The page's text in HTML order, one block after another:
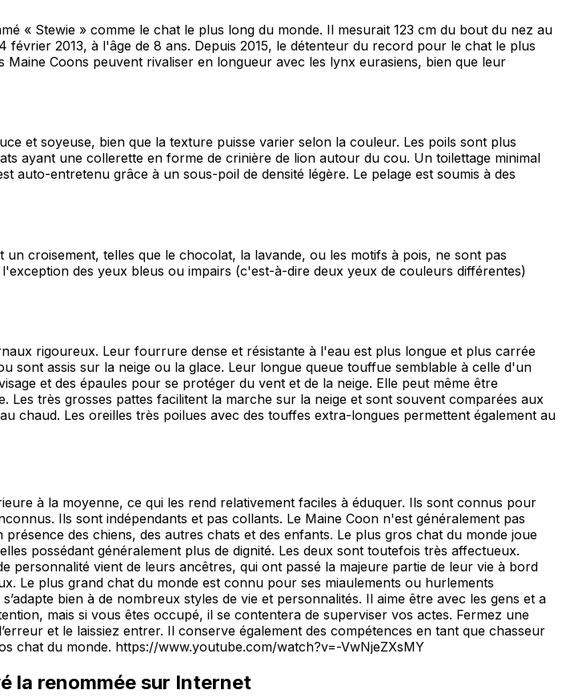
« Stewie » comme le chat le plus long du monde. Il mesurait 123 cm du bout du nez au
2013, à l'âge de 8 ans. Depuis 2015, le détenteur du record pour le chat le plus
Coons peuvent rivaliser en longueur avec les lynx eurasiens, bien que leur
et soyeuse, bien que la texture puisse varier selon la couleur. Les poils sont plus
ayant une collerette en forme de crinière de lion autour du cou. Un toilettage minimal
entretenu grâce à un sous-poil de densité légère. Le pelage est soumis à des
croisement, telles que le chocolat, la lavande, ou les motifs à pois, ne sont pas
des yeux bleus ou impairs (c'est-à-dire deux yeux de couleurs différentes)
rigoureux. Leur fourrure dense et résistante à l'eau est plus longue et plus carrée
assis sur la neige ou la glace. Leur longue queue touffue semblable à celle d'un
et des épaules pour se protéger du vent et de la neige. Elle peut même être
très grosses pattes facilitent la marche sur la neige et sont souvent comparées aux
chaud. Les oreilles très poilues avec des touffes extra-longues permettent également au
à la moyenne, ce qui les rend relativement faciles à éduquer. Ils sont connus pour
Ils sont indépendants et pas collants. Le Maine Coon n'est généralement pas
des chiens, des autres chats et des enfants. Le plus gros chat du monde joue
possédant généralement plus de dignité. Les deux sont toutefois très affectueux.
vient de leurs ancêtres, qui ont passé la majeure partie de leur vie à bord
Le plus grand chat du monde est connu pour ses miaulements ou hurlements
bien à de nombreux styles de vie et personnalités. Il aime être avec les gens et a
mais si vous êtes occupé, il se contentera de superviser vos actes. Fermez une
et le laissiez entrer. Il conserve également des compétences en tant que chasseur
chat du monde. https://www.youtube.com/watch?v=-VwNjeZXsMY
la renommée sur Internet